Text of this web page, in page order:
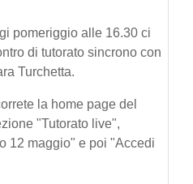
pomeriggio alle 16.30 ci
di tutorato sincrono con
Turchetta.
la home page del
"Tutorato live",
12 maggio" e poi "Accedi